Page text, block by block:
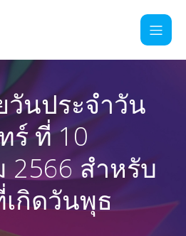
วันประจำวัน
ร์ ที่ 10
2566 สำหรับ
กิดวันพุธ